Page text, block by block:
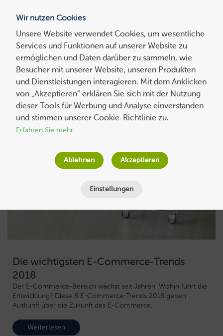
Suchen
nach:
Die wichtigsten E-Commerce-Trends
2018
Der E-Commerce-Bereich wächst seit Jahren. Wohin führt die
Entwicklung? Diese 8 E-Commerce-Trends 2018 geben
Auskunft über die Zukunft des E-Commerce.
Weiterlesen
Wir nutzen Cookies
Unsere Website verwendet Cookies, um wesentliche
Services und Funktionen auf unserer Website zu
ermöglichen und Daten darüber zu sammeln, wie
Besucher mit unserer Website, unseren Produkten
und Dienstleistungen interagieren. Mit dem Anklicken
von „Akzeptieren“ erklären Sie sich mit der Nutzung
dieser Tools für Werbung und Analyse einverstanden
und stimmen unserer Cookie-Richtlinie zu.
Erfahren Sie mehr.
Einstellungen
Ablehnen Akzeptieren